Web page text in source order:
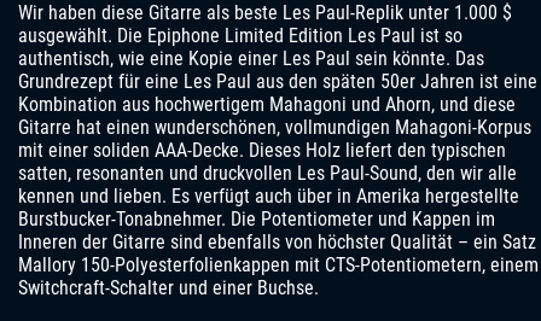
Wir haben diese Gitarre als beste Les Paul-Replik unter 1.000 $
ausgewählt. Die Epiphone Limited Edition Les Paul ist so
authentisch, wie eine Kopie einer Les Paul sein könnte. Das
Grundrezept für eine Les Paul aus den späten 50er Jahren ist eine
Kombination aus hochwertigem Mahagoni und Ahorn, und diese
Gitarre hat einen wunderschönen, vollmundigen Mahagoni-Korpus
mit einer soliden AAA-Decke. Dieses Holz liefert den typischen
satten, resonanten und druckvollen Les Paul-Sound, den wir alle
kennen und lieben. Es verfügt auch über in Amerika hergestellte
Burstbucker-Tonabnehmer. Die Potentiometer und Kappen im
Inneren der Gitarre sind ebenfalls von höchster Qualität – ein Satz
Mallory 150-Polyesterfolienkappen mit CTS-Potentiometern, einem
Switchcraft-Schalter und einer Buchse.